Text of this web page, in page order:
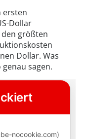
ersten
Dollar
größten
Dollar. Was
sagen.